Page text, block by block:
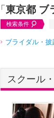
「 東京都 ブ
検索条件
ブライダル・
スクール